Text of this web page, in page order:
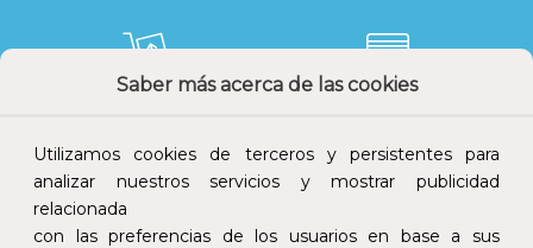
Saber más acerca de las cookies
Utilizamos cookies de terceros y persistentes para
analizar nuestros servicios y mostrar publicidad
relacionada
con las preferencias de los usuarios en base a sus